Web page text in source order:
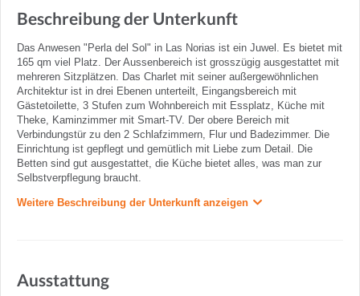
Beschreibung der Unterkunft
Das Anwesen "Perla del Sol" in Las Norias ist ein Juwel. Es bietet mit
165 qm viel Platz. Der Aussenbereich ist grosszügig ausgestattet mit
mehreren Sitzplätzen. Das Charlet mit seiner außergewöhnlichen
Architektur ist in drei Ebenen unterteilt, Eingangsbereich mit
Gästetoilette, 3 Stufen zum Wohnbereich mit Essplatz, Küche mit
Theke, Kaminzimmer mit Smart-TV. Der obere Bereich mit
Verbindungstür zu den 2 Schlafzimmern, Flur und Badezimmer. Die
Einrichtung ist gepflegt und gemütlich mit Liebe zum Detail. Die
Betten sind gut ausgestattet, die Küche bietet alles, was man zur
Selbstverpflegung braucht.
Weitere Beschreibung der Unterkunft anzeigen
Ausstattung